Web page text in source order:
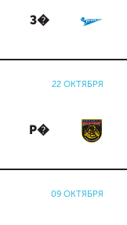
З�
22 ОКТЯБРЯ
Р�
09 ОКТЯБРЯ